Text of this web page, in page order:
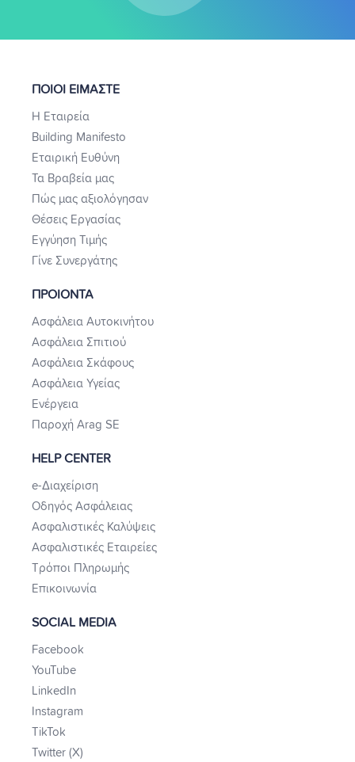
ΠΟΙΟΙ ΕΙΜΑΣΤΕ
Η Εταιρεία
Building Manifesto
Εταιρική Ευθύνη
Τα Βραβεία μας
Πώς μας αξιολόγησαν
Θέσεις Εργασίας
Εγγύηση Τιμής
Γίνε Συνεργάτης
ΠΡΟΙΟΝΤΑ
Ασφάλεια Αυτοκινήτου
Ασφάλεια Σπιτιού
Ασφάλεια Σκάφους
Ασφάλεια Υγείας
Ενέργεια
Παροχή Arag SE
HELP CENTER
e-Διαχείριση
Οδηγός Ασφάλειας
Ασφαλιστικές Καλύψεις
Ασφαλιστικές Εταιρείες
Τρόποι Πληρωμής
Επικοινωνία
SOCIAL MEDIA
Facebook
YouTube
LinkedIn
Instagram
TikTok
Twitter (X)